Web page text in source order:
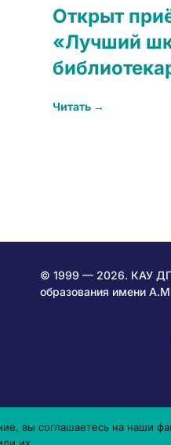
Открыт
«Лучший
Читать →
© 1999 — 2026. КАУ
образования имени
вы соглашаетесь на наши